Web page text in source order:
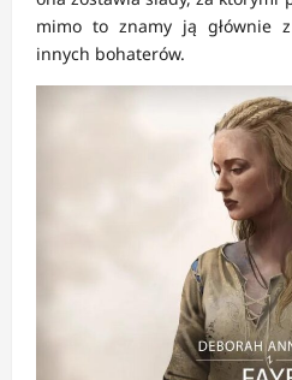
mimo to znamy ją głównie
innych bohaterów.